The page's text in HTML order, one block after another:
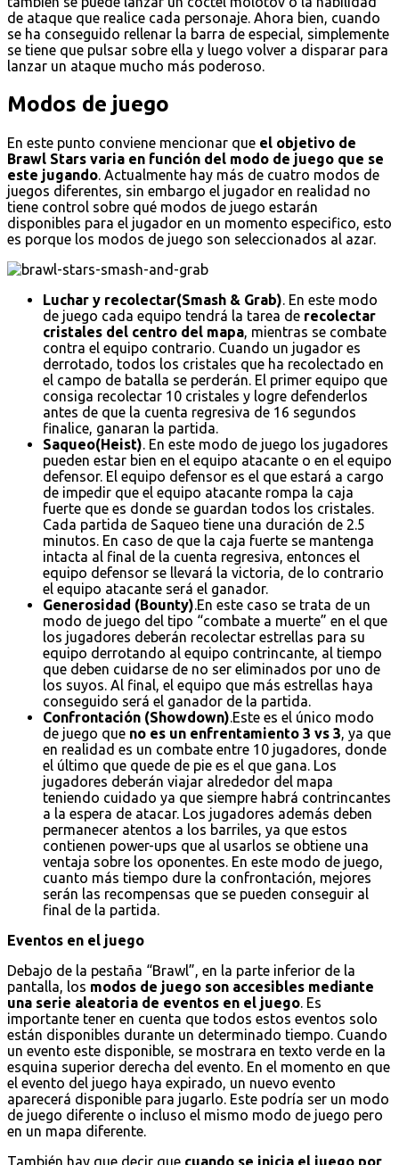
de ataque que realice cada personaje. Ahora bien, cuando
se ha conseguido rellenar la barra de especial, simplemente
se tiene que pulsar sobre ella y luego volver a disparar para
lanzar un ataque mucho más poderoso.
Modos de juego
En este punto conviene mencionar que el objetivo de
Brawl Stars varia en función del modo de juego que se
este jugando. Actualmente hay más de cuatro modos de
juegos diferentes, sin embargo el jugador en realidad no
tiene control sobre qué modos de juego estarán
disponibles para el jugador en un momento especifico, esto
es porque los modos de juego son seleccionados al azar.
Luchar y recolectar(Smash & Grab). En este modo
de juego cada equipo tendrá la tarea de recolectar
cristales del centro del mapa, mientras se combate
contra el equipo contrario. Cuando un jugador es
derrotado, todos los cristales que ha recolectado en
el campo de batalla se perderán. El primer equipo que
consiga recolectar 10 cristales y logre defenderlos
antes de que la cuenta regresiva de 16 segundos
finalice, ganaran la partida.
Saqueo(Heist). En este modo de juego los jugadores
pueden estar bien en el equipo atacante o en el equipo
defensor. El equipo defensor es el que estará a cargo
de impedir que el equipo atacante rompa la caja
fuerte que es donde se guardan todos los cristales.
Cada partida de Saqueo tiene una duración de 2.5
minutos. En caso de que la caja fuerte se mantenga
intacta al final de la cuenta regresiva, entonces el
equipo defensor se llevará la victoria, de lo contrario
el equipo atacante será el ganador.
Generosidad (Bounty).En este caso se trata de un
modo de juego del tipo “combate a muerte” en el que
los jugadores deberán recolectar estrellas para su
equipo derrotando al equipo contrincante, al tiempo
que deben cuidarse de no ser eliminados por uno de
los suyos. Al final, el equipo que más estrellas haya
conseguido será el ganador de la partida.
Confrontación (Showdown).Este es el único modo
de juego que no es un enfrentamiento 3 vs 3, ya que
en realidad es un combate entre 10 jugadores, donde
el último que quede de pie es el que gana. Los
jugadores deberán viajar alrededor del mapa
teniendo cuidado ya que siempre habrá contrincantes
a la espera de atacar. Los jugadores además deben
permanecer atentos a los barriles, ya que estos
contienen power-ups que al usarlos se obtiene una
ventaja sobre los oponentes. En este modo de juego,
cuanto más tiempo dure la confrontación, mejores
serán las recompensas que se pueden conseguir al
final de la partida.
Eventos en el juego
Debajo de la pestaña “Brawl”, en la parte inferior de la
pantalla, los modos de juego son accesibles mediante
una serie aleatoria de eventos en el juego. Es
importante tener en cuenta que todos estos eventos solo
están disponibles durante un determinado tiempo. Cuando
un evento este disponible, se mostrara en texto verde en la
esquina superior derecha del evento. En el momento en que
el evento del juego haya expirado, un nuevo evento
aparecerá disponible para jugarlo. Este podría ser un modo
de juego diferente o incluso el mismo modo de juego pero
en un mapa diferente.
También hay que decir que cuando se inicia el juego por